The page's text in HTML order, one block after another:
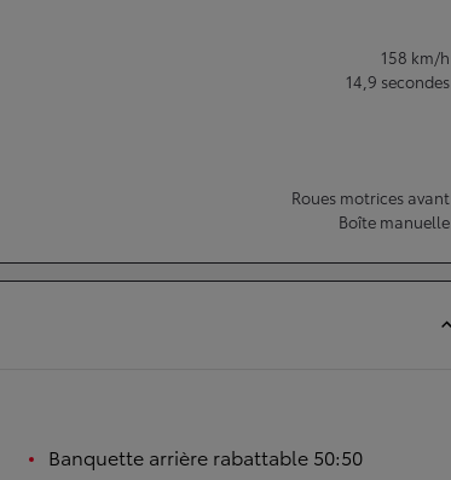
158 km/h
14,9 secondes
Roues motrices avant
Boîte manuelle
Banquette arrière rabattable 50:50